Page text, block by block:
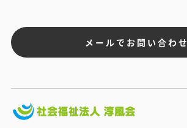
メールでお問い合わせ